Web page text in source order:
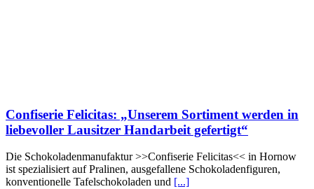
Confiserie Felicitas: „Unserem Sortiment werden in
liebevoller Lausitzer Handarbeit gefertigt“
Die Schokoladenmanufaktur >>Confiserie Felicitas<< in Hornow
ist spezialisiert auf Pralinen, ausgefallene Schokoladenfiguren,
konventionelle Tafelschokoladen und [...]